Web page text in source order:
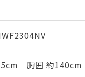
胸囲 約140cm